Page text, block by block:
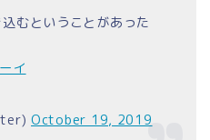
むということがあった
イ
October 19, 2019